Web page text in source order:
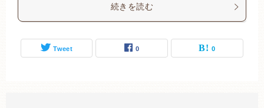
続きを読む
Tweet 0 0